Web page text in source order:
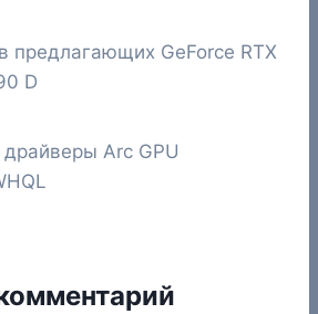
предлагающих GeForce RTX
D
Arc GPU